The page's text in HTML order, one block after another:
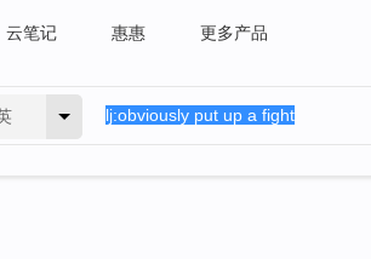
云笔记 惠惠 更多产品